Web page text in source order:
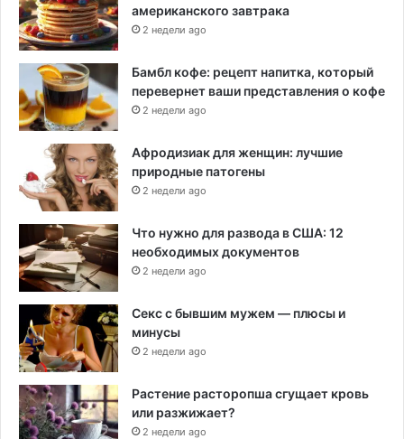
американского завтрака
2 недели ago
Бамбл кофе: рецепт напитка, который
перевернет ваши представления о кофе
2 недели ago
Афродизиак для женщин: лучшие
природные патогены
2 недели ago
Что нужно для развода в США: 12
необходимых документов
2 недели ago
Секс с бывшим мужем — плюсы и
минусы
2 недели ago
Растение расторопша сгущает кровь
или разжижает?
2 недели ago